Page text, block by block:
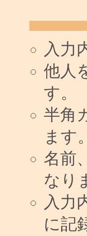
入力
他人
す。
半角
ます。
名前
なり
入力
に記